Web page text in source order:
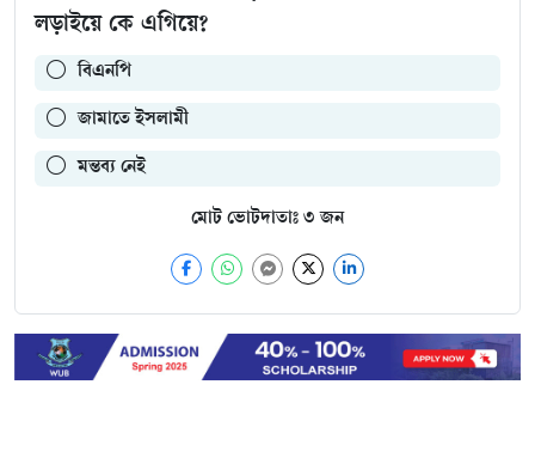
লড়াইয়ে কে এগিয়ে?
বিএনপি
জামাতে ইসলামী
মন্তব্য নেই
মোট ভোটদাতাঃ ৩ জন